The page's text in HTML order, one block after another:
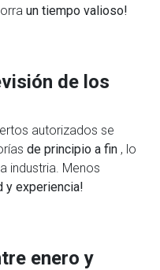
un tiempo valioso!
de los
autorizados se
de principio a fin , lo
industria. Menos
y experiencia!
enero y